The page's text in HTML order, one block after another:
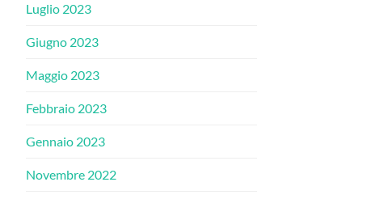
Luglio 2023
Giugno 2023
Maggio 2023
Febbraio 2023
Gennaio 2023
Novembre 2022